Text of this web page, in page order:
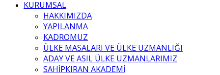
KURUMSAL
HAKKIMIZDA
YAPILANMA
KADROMUZ
ÜLKE MASALARI VE ÜLKE UZMANLIĞI
ADAY VE ASIL ÜLKE UZMANLARIMIZ
SAHİPKIRAN AKADEMİ